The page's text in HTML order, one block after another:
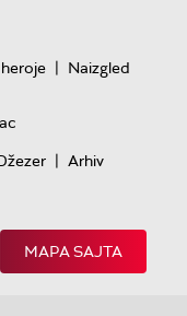
| Naizgled
| Arhiv
MAPA SAJTA